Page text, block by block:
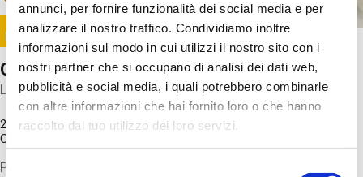
annunci, per fornire funzionalità dei social media e per
analizzare il nostro traffico. Condividiamo inoltre
informazioni sul modo in cui utilizzi il nostro sito con i
nostri partner che si occupano di analisi dei dati web,
pubblicità e social media, i quali potrebbero combinarle
con altre informazioni che hai fornito loro o che hanno
raccolto dal tuo utilizzo dei loro servizi.
Selezione
Image
SUNDAY@STEP
Come funziona il cervello?
Laboratorio
20 Set 2026 / 11:15 - 13:00
Costo
Proveremo a costruire un cervello in cartoncino cercando di